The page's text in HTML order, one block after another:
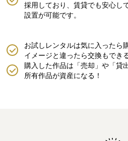
採用しており、賃貸でも安心し
設置が可能です。
購入した作品は「売却」や「貸
所有作品が資産になる！
お試しレンタルは気に入ったら
イメージと違ったら交換もでき